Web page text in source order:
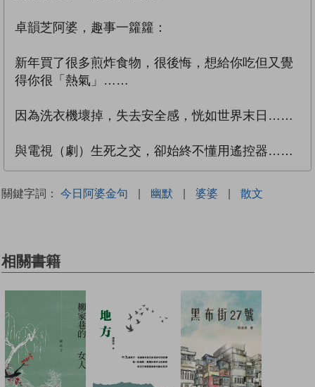
卓韻芝阿婆，趣事一籮籮：
新年買了很多煎炸食物，很後悔，想給你吃但又覺
得你很「熱氣」……
因為洗衣機壞掉，失去安全感，恍如世界末日……
與電視（劇）生死之交，卻始終不懂用遙控器……
關鍵字詞： 今日阿婆金句 | 幽默 | 婆婆 | 散文
相關書籍